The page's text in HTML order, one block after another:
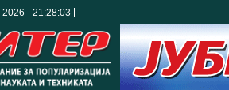
2026 - 21:28:04